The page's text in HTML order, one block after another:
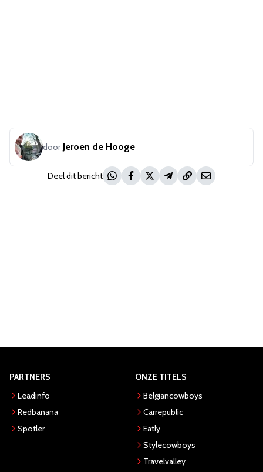
door Jeroen de Hooge
Deel dit bericht
PARTNERS
Leadinfo
Redbanana
Spotler
ONZE TITELS
Belgiancowboys
Carrepublic
Eatly
Stylecowboys
Travelvalley